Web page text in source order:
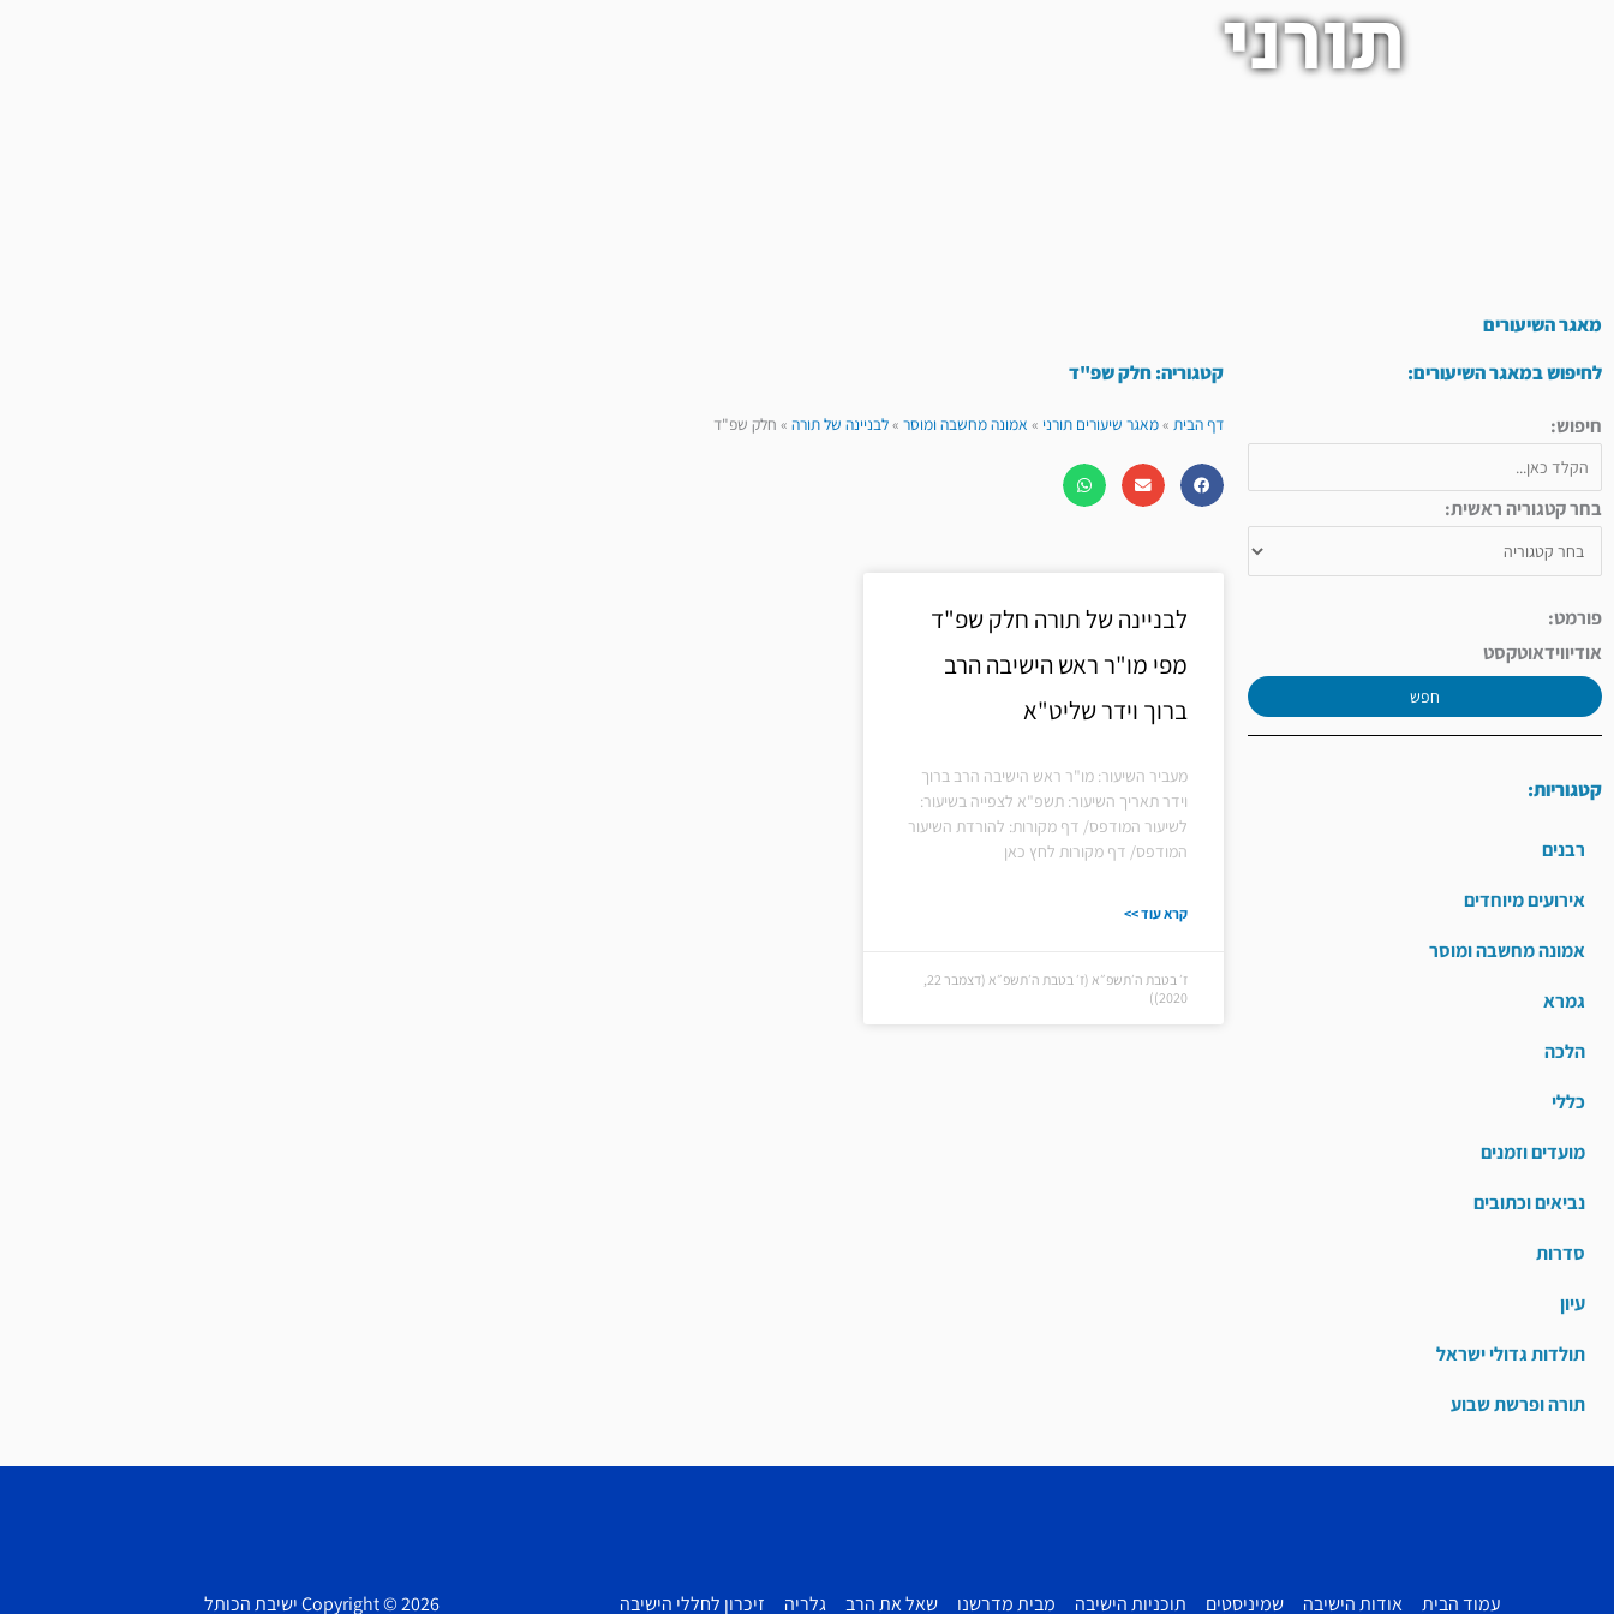
תורני
מאגר השיעורים
לחיפוש במאגר השיעורים:
חיפוש:
בחר קטגוריה ראשית:
פורמט:
אודיווידאוטקסט
חפש
קטגוריות:
רבנים
אירועים מיוחדים
אמונה מחשבה ומוסר
גמרא
הלכה
כללי
מועדים וזמנים
נביאים וכתובים
סדרות
עיון
תולדות גדולי ישראל
תורה ופרשת שבוע
קטגוריה: חלק שפ"ד
דף הבית»מאגר שיעורים תורני » אמונה מחשבה ומוסר»לבניינה של תורה» חלק שפ"ד
לבניינה של תורה חלק שפ"ד
מפי מו"ר ראש הישיבה הרב
ברוך וידר שליט"א
מעביר השיעור: מו"ר ראש הישיבה הרב ברוך
וידר תאריך השיעור: תשפ"א לצפייה בשיעור:
לשיעור המודפס/ דף מקורות: להורדת השיעור
המודפס/ דף מקורות לחץ כאן
קרא עוד >>
ז׳ בטבת ה׳תשפ״א (ז׳ בטבת ה׳תשפ״א (דצמבר 22,
2020))
עמוד הבית אודות הישיבה שמיניסטים תוכניות הישיבה מבית מדרשנו שאל את הרב גלריה זיכרון לחללי הישיבה Copyright © 2026 ישיבת הכותל